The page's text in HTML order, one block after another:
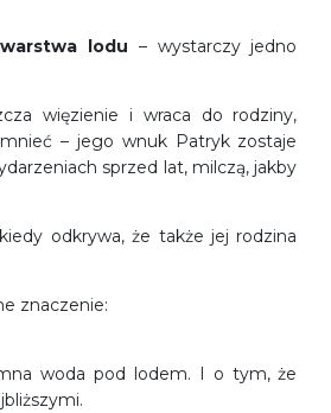
lodu – wystarczy jedno
więzienie i wraca do rodziny,
– jego wnuk Patryk zostaje
sprzed lat, milczą, jakby
odkrywa, że także jej rodzina
znaczenie:
woda pod lodem. I o tym, że